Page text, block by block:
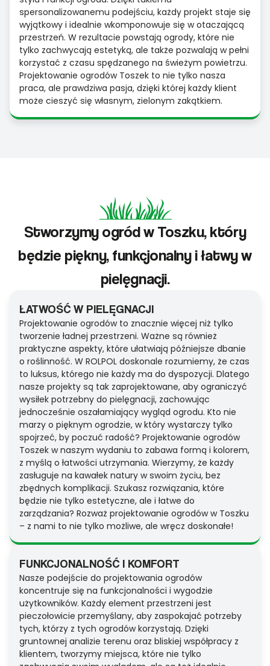
spersonalizowanemu podejściu, każdy projekt staje się
wyjątkowy i idealnie wkomponowuje się w otaczającą
przestrzeń. W rezultacie powstają ogrody, które nie
tylko zachwycają estetyką, ale także pozwalają w pełni
korzystać z czasu spędzanego na świeżym powietrzu.
Projektowanie ogrodów Toszek to nie tylko nasza
praca, ale prawdziwa pasja, dzięki której każdy klient
może cieszyć się własnym, zielonym zakątkiem.
Stworzymy ogród w Toszku, który
będzie piękny, funkcjonalny i łatwy w
pielęgnacji.
ŁATWOŚĆ W PIELĘGNACJI
Projektowanie ogrodów to znacznie więcej niż tylko
tworzenie ładnej przestrzeni. Ważne są również
praktyczne aspekty, które ułatwiają późniejsze dbanie
o roślinność. W ROLPOL doskonale rozumiemy, że czas
to luksus, którego nie każdy ma do dyspozycji. Dlatego
nasze projekty są tak zaprojektowane, aby ograniczyć
wysiłek potrzebny do pielęgnacji, zachowując
jednocześnie oszałamiający wygląd ogrodu. Kto nie
marzy o pięknym ogrodzie, w który wystarczy tylko
spojrzeć, by poczuć radość? Projektowanie ogrodów
Toszek w naszym wydaniu to zabawa formą i kolorem,
z myślą o łatwości utrzymania. Wierzymy, że każdy
zasługuje na kawałek natury w swoim życiu, bez
zbędnych komplikacji. Szukasz rozwiązania, które
będzie nie tylko estetyczne, ale i łatwe do
zarządzania? Rozważ projektowanie ogrodów w Toszku
– z nami to nie tylko możliwe, ale wręcz doskonałe!
FUNKCJONALNOŚĆ I KOMFORT
Nasze podejście do projektowania ogrodów
koncentruje się na funkcjonalności i wygodzie
użytkowników. Każdy element przestrzeni jest
pieczołowicie przemyślany, aby zaspokajać potrzeby
tych, którzy z tych ogrodów korzystają. Dzięki
gruntownej analizie terenu oraz bliskiej współpracy z
klientem, tworzymy miejsca, które nie tylko